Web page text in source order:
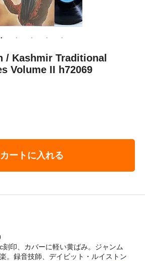
/ Kashmir Traditional
Volume II h72069
カートに入れる
刻印、カバーに軽い黄ばみ。ジャンム
。録音技師、デイビット・ルイストン